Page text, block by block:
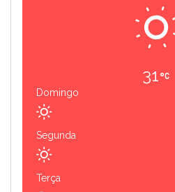
31
Domingo
Segunda
Terça